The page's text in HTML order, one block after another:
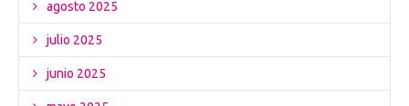
agosto 2025
julio 2025
junio 2025